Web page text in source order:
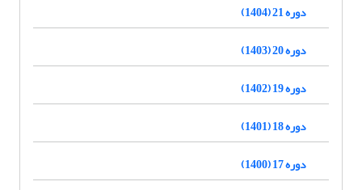
دوره 21 (1404)
دوره 20 (1403)
دوره 19 (1402)
دوره 18 (1401)
دوره 17 (1400)